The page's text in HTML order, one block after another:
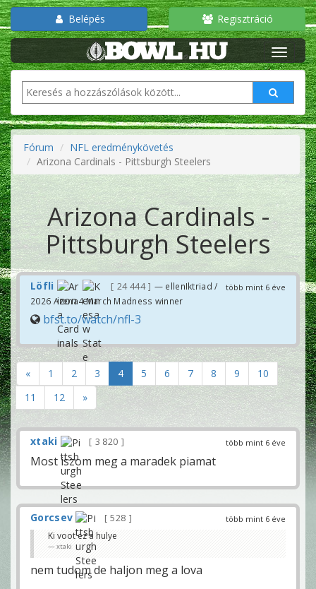
Belépés Regisztráció
Fórum
NFL eredménykövetés
Arizona Cardinals - Pittsburgh Steelers
Arizona Cardinals -
Pittsburgh Steelers
több mint 6 éve
Löfli 24 444
— ellenIktriad /
2026 Arena4 March Madness winner
bfst.to/watch/nfl-3
« 1 2 3 4 5 6 7 8 9
10
11
12 »
több mint 6 éve
xtaki 3 820
Most iszom meg a maradek piamat
több mint 6 éve
Gorcsev
528
Ki voot ez a hulye
xtaki
nem tudom de haljon meg a lova